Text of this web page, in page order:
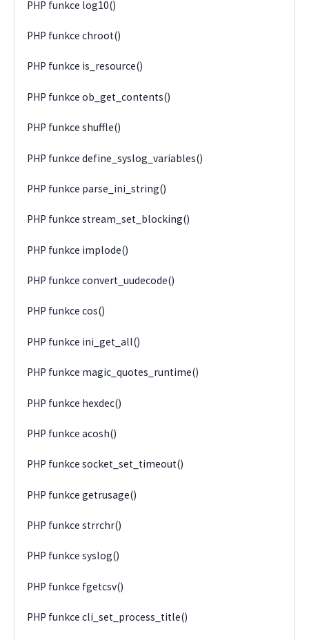
PHP funkce log10()
PHP funkce chroot()
PHP funkce is_resource()
PHP funkce ob_get_contents()
PHP funkce shuffle()
PHP funkce define_syslog_variables()
PHP funkce parse_ini_string()
PHP funkce stream_set_blocking()
PHP funkce implode()
PHP funkce convert_uudecode()
PHP funkce cos()
PHP funkce ini_get_all()
PHP funkce magic_quotes_runtime()
PHP funkce hexdec()
PHP funkce acosh()
PHP funkce socket_set_timeout()
PHP funkce getrusage()
PHP funkce strrchr()
PHP funkce syslog()
PHP funkce fgetcsv()
PHP funkce cli_set_process_title()